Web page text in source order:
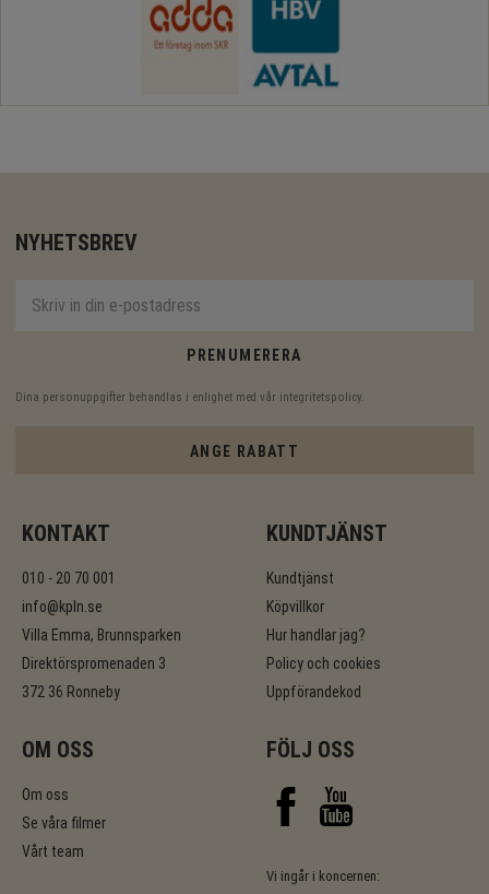
NYHETSBREV
PRENUMERERA
Dina personuppgifter behandlas i enlighet med vår integritetspolicy
ANGE RABATT
KONTAKT
010 - 20 70 001
info@kpln.se
Villa Emma, Brunnsparken
Direktörspromenaden 3
372 36 Ronneby
KUNDTJÄNST
Kundtjänst
Köpvillkor
Hur handlar jag?
Policy och cookies
Uppförandekod
OM OSS
Om oss
Se våra filmer
Vårt team
FÖLJ OSS
Vi ingår i koncernen: